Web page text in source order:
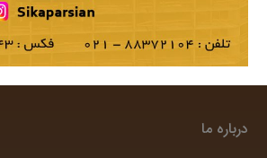
درباره ما